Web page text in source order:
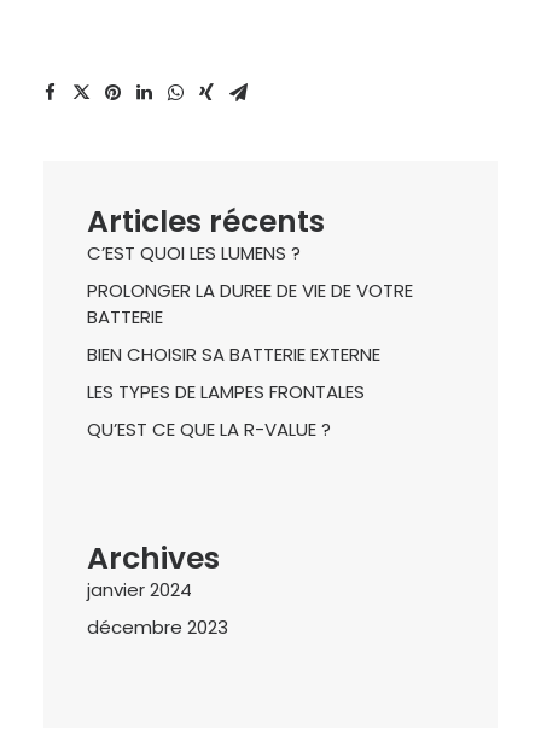
Articles récents
C’EST QUOI LES LUMENS ?
PROLONGER LA DUREE DE VIE DE VOTRE
BATTERIE
BIEN CHOISIR SA BATTERIE EXTERNE
LES TYPES DE LAMPES FRONTALES
QU’EST CE QUE LA R-VALUE ?
Archives
janvier 2024
décembre 2023